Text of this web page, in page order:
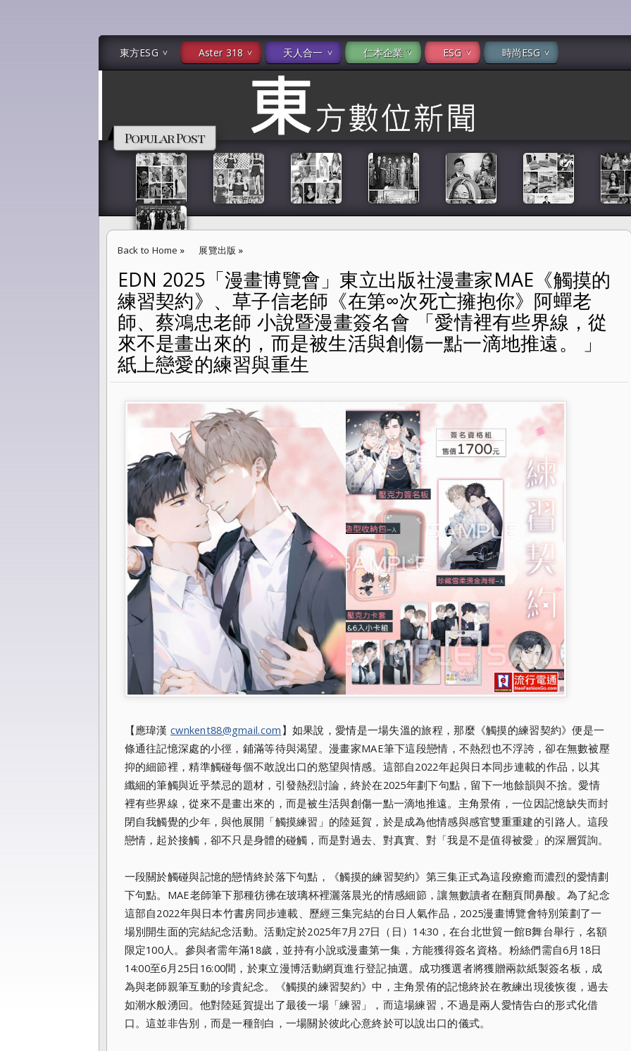
東方ESG Aster 318 天人合一 仁本企業 ESG 時尚ESG
Popular Post
Back to Home » 展覽出版 »
EDN 2025「漫畫博覽會」東立出版社漫畫家MAE《觸摸的練習契約》、草子信老師《在第∞次死亡擁抱你》
阿蟬老師、蔡鴻忠老師 小說暨漫畫簽名會 「愛情裡有些界線，從來不是畫出來的，而是被生活與創傷一點
一滴地推遠。 」紙上戀愛的練習與重生
EDN 2025「漫畫博覽會」東立出版社漫畫家MAE《觸摸的
練習契約》、草子信老師《在第∞次死亡擁抱你》阿蟬老
師、蔡鴻忠老師 小說暨漫畫簽名會 「愛情裡有些界線，從
來不是畫出來的，而是被生活與創傷一點一滴地推遠。 」
紙上戀愛的練習與重生
【應瑋漢 cwnkent88@gmail.com 】如果說，愛情是一場失溫的旅程，那麼《觸摸的練習契約》便是一
條通往記憶深處的小徑，鋪滿等待與渴望。漫畫家MAE筆下這段戀情，不熱烈也不浮誇，卻在無數被壓
抑的細節裡，精準觸碰每個不敢說出口的慾望與情感。這部自2022年起與日本同步連載的作品，以其
纖細的筆觸與近乎禁忌的題材，引發熱烈討論，終於在2025年劃下句點，留下一地餘韻與不捨。愛情
裡有些界線，從來不是畫出來的，而是被生活與創傷一點一滴地推遠。主角景侑，一位因記憶缺失而封
閉自我觸覺的少年，與他展開「觸摸練習」的陸延賀，於是成為他情感與感官雙重重建的引路人。這段
戀情，起於接觸，卻不只是身體的碰觸，而是對過去、對真實、對「我是不是值得被愛」的深層質詢。
一段關於觸碰與記憶的戀情終於落下句點，《觸摸的練習契約》第三集正式為這段療癒而濃烈的愛情劃
下句點。MAE老師筆下那種彷彿在玻璃杯裡灑落晨光的情感細節，讓無數讀者在翻頁間鼻酸。為了紀念
這部自2022年與日本竹書房同步連載、歷經三集完結的台日人氣作品，2025漫畫博覽會特別策劃了一
場別開生面的完結紀念活動。活動定於2025年7月27日（日）14:30，在台北世貿一館B舞台舉行，名額
限定100人。參與者需年滿18歲，並持有小說或漫畫第一集，方能獲得簽名資格。粉絲們需自6月18日
14:00至6月25日16:00間，於東立漫博活動網頁進行登記抽選。成功獲選者將獲贈兩款紙製簽名板，成
為與老師親筆互動的珍貴紀念。《觸摸的練習契約》中，主角景侑的記憶終於在教練出現後恢復，過去
如潮水般湧回。他對陸延賀提出了最後一場「練習」，而這場練習，不過是兩人愛情告白的形式化借
口。這並非告別，而是一種剖白，一場關於彼此心意終於可以說出口的儀式。